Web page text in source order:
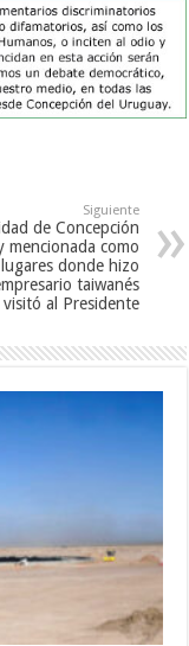
Siguiente
de Concepción
mencionada como
donde hizo
taiwanés
al Presidente